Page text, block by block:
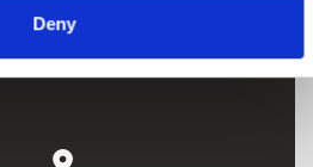
Denyμεταφορικός